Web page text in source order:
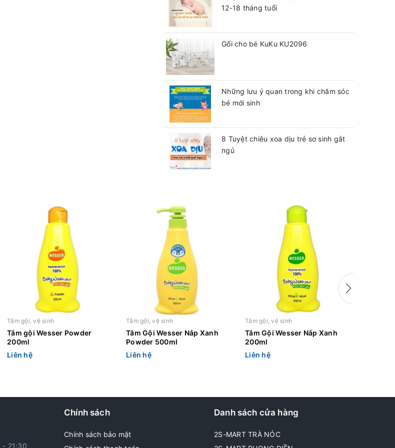
12-18 tháng tuổi
Gối cho bé KuKu KU2096
Những lưu ý quan trong khi chăm sóc
bé mới sinh
8 Tuyệt chiêu xoa dịu trẻ sơ sinh gắt
ngủ
Tắm gội, vệ sinh
Tắm gội Wesser Powder
200ml
Liên hệ
Tắm gội, vệ sinh
Tắm Gội Wesser Nắp Xanh
Powder 500ml
Liên hệ
Tắm gội, vệ sinh
Tắm Gội Wesser Nắp Xanh
200ml
Liên hệ
- 21:30
Chính sách
Chính sách bảo mật
Danh sách cửa hàng
2S-MART TRÀ NÓC